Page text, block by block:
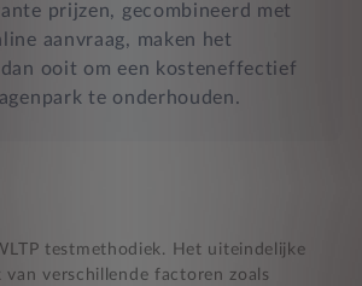
prijzen, gecombineerd met
aanvraag, maken het
ooit om een kosteneffectief
te onderhouden.
testmethodiek. Het uiteindelijke
van verschillende factoren zoals